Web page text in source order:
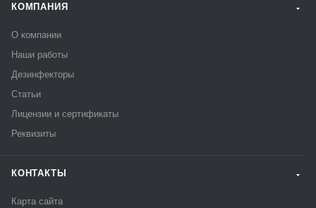
КОМПАНИЯ
О компании
Наши работы
Дезинфекторы
Статьи
Лицензии и сертификаты
Реквизиты
КОНТАКТЫ
Карта сайта